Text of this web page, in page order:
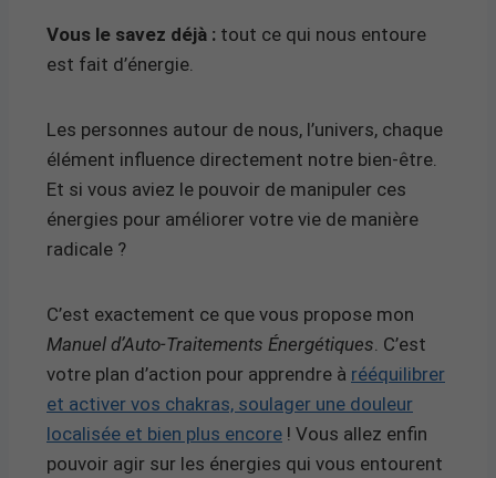
Vous le savez déjà : tout ce qui nous entoure
est fait d’énergie.
Les personnes autour de nous, l’univers, chaque
élément influence directement notre bien-être.
Et si vous aviez le pouvoir de manipuler ces
énergies pour améliorer votre vie de manière
radicale ?
C’est exactement ce que vous propose mon
Manuel d’Auto-Traitements Énergétiques . C’est
votre plan d’action pour apprendre à rééquilibrer
et activer vos chakras, soulager une douleur
localisée et bien plus encore ! Vous allez enfin
pouvoir agir sur les énergies qui vous entourent